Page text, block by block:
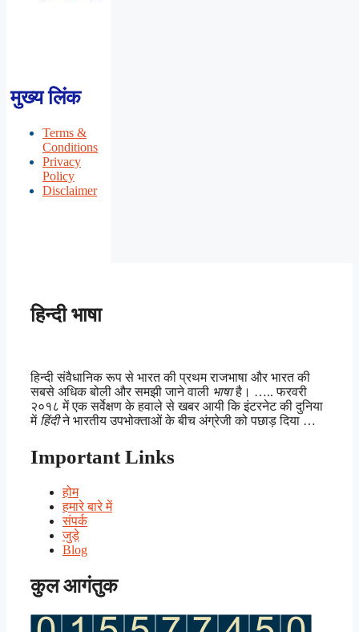
मुख्य लिंक
Terms &
Conditions
Privacy
Policy
Disclaimer
हिन्दी भाषा
हिन्दी संवैधानिक रूप से भारत की प्रथम राजभाषा और भारत की
सबसे अधिक बोली और समझी जाने वाली भाषाहै। ….. फरवरी
२०१८ में एक सर्वेक्षण के हवाले से खबर आयी कि इंटरनेट की दुनिया
में हिंदीने भारतीय उपभोक्ताओं के बीच अंग्रेजी को पछाड़ दिया …
Important Links
होम
हमारे बारे में
संपर्क
जुड़े
Blog
कुल आगंतुक